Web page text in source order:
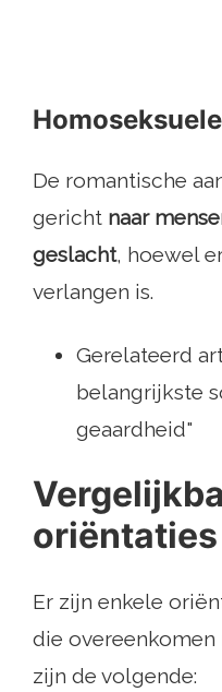
De romantische
gericht naar
geslacht, hoewel
verlangen is.
Gerelateerd
belangrijkste
geaardheid"
oriëntaties
Er zijn enkele
die
zijn de volgende: